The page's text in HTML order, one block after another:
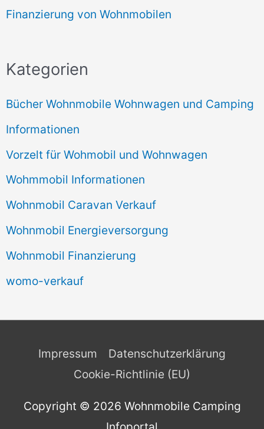
Finanzierung von Wohnmobilen
Kategorien
Bücher Wohnmobile Wohnwagen und Camping
Informationen
Vorzelt für Wohmobil und Wohnwagen
Wohmmobil Informationen
Wohnmobil Caravan Verkauf
Wohnmobil Energieversorgung
Wohnmobil Finanzierung
womo-verkauf
Impressum
Datenschutzerklärung
Cookie-Richtlinie (EU)
Copyright © 2026 Wohnmobile Camping